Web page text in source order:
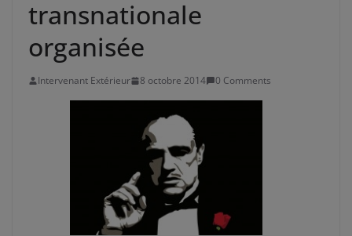
transnationale
organisée
Intervenant Extérieur 8 octobre 2014 0 Comments